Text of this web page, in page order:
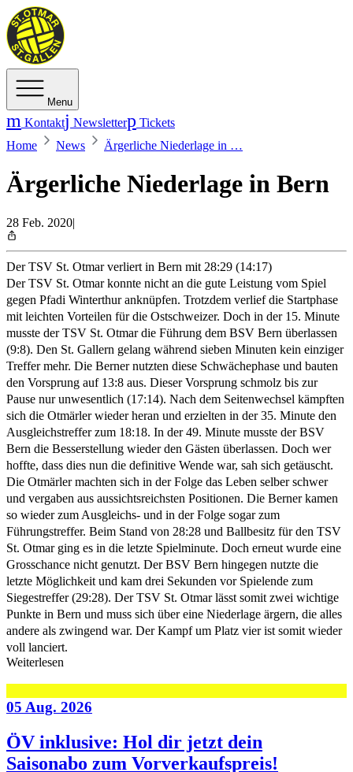
Menu
Kontakt Newsletter
Tickets
Home
News Ärgerliche Niederlage in …
Ärgerliche Niederlage in Bern
28 Feb. 2020|
Der TSV St. Otmar verliert in Bern mit 28:29 (14:17)
Der TSV St. Otmar konnte nicht an die gute Leistung vom Spiel
gegen Pfadi Winterthur anknüpfen. Trotzdem verlief die Startphase
mit leichten Vorteilen für die Ostschweizer. Doch in der 15. Minute
musste der TSV St. Otmar die Führung dem BSV Bern überlassen
(9:8). Den St. Gallern gelang während sieben Minuten kein einziger
Treffer mehr. Die Berner nutzten diese Schwächephase und bauten
den Vorsprung auf 13:8 aus. Dieser Vorsprung schmolz bis zur
Pause nur unwesentlich (17:14). Nach dem Seitenwechsel kämpften
sich die Otmärler wieder heran und erzielten in der 35. Minute den
Ausgleichstreffer zum 18:18. In der 49. Minute musste der BSV
Bern die Besserstellung wieder den Gästen überlassen. Doch wer
hoffte, dass dies nun die definitive Wende war, sah sich getäuscht.
Die Otmärler machten sich in der Folge das Leben selber schwer
und vergaben aus aussichtsreichsten Positionen. Die Berner kamen
so wieder zum Ausgleichs- und in der Folge sogar zum
Führungstreffer. Beim Stand von 28:28 und Ballbesitz für den TSV
St. Otmar ging es in die letzte Spielminute. Doch erneut wurde eine
Grosschance nicht genutzt. Der BSV Bern hingegen nutzte die
letzte Möglichkeit und kam drei Sekunden vor Spielende zum
Siegestreffer (29:28). Der TSV St. Otmar lässt somit zwei wichtige
Punkte in Bern und muss sich über eine Niederlage ärgern, die alles
andere als zwingend war. Der Kampf um Platz vier ist somit wieder
voll lanciert.
Weiterlesen
05 Aug. 2026
ÖV inklusive: Hol dir jetzt dein
Saisonabo zum Vorverkaufspreis!